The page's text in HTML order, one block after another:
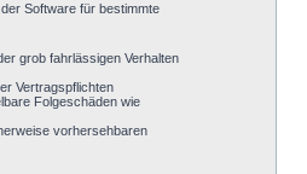
Software für bestimmte
grob fahrlässigen Verhalten
Vertragspflichten
Folgeschäden wie
vorhersehbaren